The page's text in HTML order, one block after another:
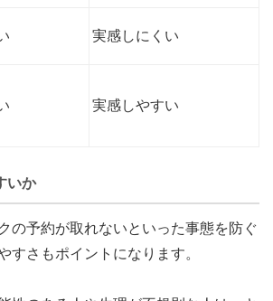
実感しにくい
実感しやすい
いか
の予約が取れないといった事態を防ぐ
すさもポイントになります。